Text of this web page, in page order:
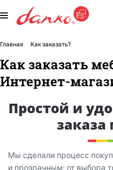
Главная Как заказать?
Как заказать
Интернет-
Простой и
Мы сделали процесс
и прозрачным: от выбора